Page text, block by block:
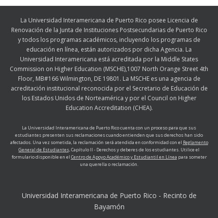
La Universidad Interamericana de Puerto Rico posee Licencia de
Renovación de la Junta de Instituciones Postsecundarias de Puerto Rico
y todos los programas académicos, incluyendo los programas de
educación en línea, están autorizados por dicha Agencia. La
Universidad Interamericana está acreditada por la Middle States
Commission on Higher Education (MSCHE),1007 North Orange Street 4th
Floor, MB#166 Wilmington, DE 19801. La MSCHE es una agencia de
acreditación institucional reconocida por el Secretario de Educación de
los Estados Unidos de Norteamérica y por el Council on Higher
Education Accreditation (CHEA).
La Universidad Interamericana de Puerto Rico cuenta con un proceso para que sus
estudiantes presenten sus reclamaciones cuando entienden que sus derechos han sido
afectados. Una vez sometida, la reclamación será atendida en conformidad con el Reglamento
General de Estudiantes,Capítulo II - Derechos y deberes de los estudiantes. Utilice el
formulario disponible en el Centro de Apoyo Académico y Estudiantil en Línea para someter
una querella o reclamación.
Universidad Interamericana de Puerto Rico - Recinto de
Bayamón